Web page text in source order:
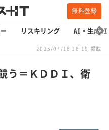
無料登録
リスキリング AI・生成AI
2025/07/18 18:19 掲載
う＝ＫＤＤＩ、衛